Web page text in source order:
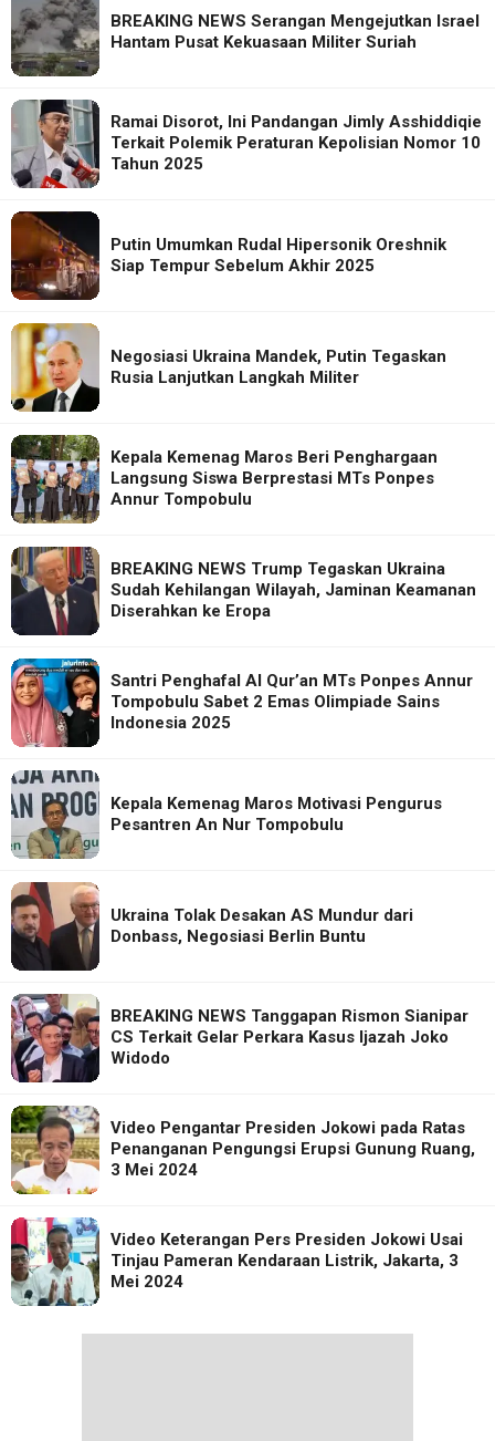
BREAKING NEWS Serangan Mengejutkan Israel
Hantam Pusat Kekuasaan Militer Suriah
Ramai Disorot, Ini Pandangan Jimly Asshiddiqie
Terkait Polemik Peraturan Kepolisian Nomor 10
Tahun 2025
Putin Umumkan Rudal Hipersonik Oreshnik
Siap Tempur Sebelum Akhir 2025
Negosiasi Ukraina Mandek, Putin Tegaskan
Rusia Lanjutkan Langkah Militer
Kepala Kemenag Maros Beri Penghargaan
Langsung Siswa Berprestasi MTs Ponpes
Annur Tompobulu
BREAKING NEWS Trump Tegaskan Ukraina
Sudah Kehilangan Wilayah, Jaminan Keamanan
Diserahkan ke Eropa
Santri Penghafal Al Qur’an MTs Ponpes Annur
Tompobulu Sabet 2 Emas Olimpiade Sains
Indonesia 2025
Kepala Kemenag Maros Motivasi Pengurus
Pesantren An Nur Tompobulu
Ukraina Tolak Desakan AS Mundur dari
Donbass, Negosiasi Berlin Buntu
BREAKING NEWS Tanggapan Rismon Sianipar
CS Terkait Gelar Perkara Kasus Ijazah Joko
Widodo
Video Pengantar Presiden Jokowi pada Ratas
Penanganan Pengungsi Erupsi Gunung Ruang,
3 Mei 2024
Video Keterangan Pers Presiden Jokowi Usai
Tinjau Pameran Kendaraan Listrik, Jakarta, 3
Mei 2024